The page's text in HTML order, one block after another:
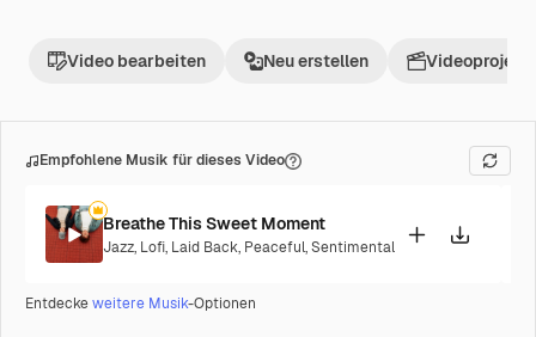
Video bearbeiten Neu erstellen Videoprojekt
Empfohlene Musik für dieses Video
Breathe This Sweet Moment
Jazz, Lofi, Laid Back, Peaceful,Sentimental
Entdeckeweitere Musik-Optionen